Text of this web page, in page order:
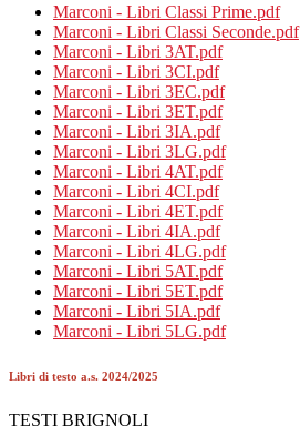
Marconi - Libri Classi Prime.pdf
Marconi - Libri Classi Seconde.pdf
Marconi - Libri 3AT.pdf
Marconi - Libri 3CI.pdf
Marconi - Libri 3EC.pdf
Marconi - Libri 3ET.pdf
Marconi - Libri 3IA.pdf
Marconi - Libri 3LG.pdf
Marconi - Libri 4AT.pdf
Marconi - Libri 4CI.pdf
Marconi - Libri 4ET.pdf
Marconi - Libri 4IA.pdf
Marconi - Libri 4LG.pdf
Marconi - Libri 5AT.pdf
Marconi - Libri 5ET.pdf
Marconi - Libri 5IA.pdf
Marconi - Libri 5LG.pdf
Libri di testo a.s. 2024/2025
TESTI BRIGNOLI